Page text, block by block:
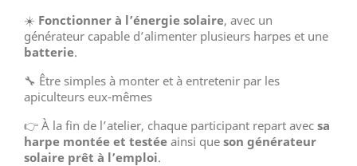
☀️ Fonctionner à l’énergie solaire, avec un
générateur capable d’alimenter plusieurs harpes et une
batterie.
🔧 Être simples à monter et à entretenir par les
apiculteurs eux-mêmes
👉 À la fin de l’atelier, chaque participant repart avec sa
harpe montée et testée ainsi que son générateur
solaire prêt à l’emploi.